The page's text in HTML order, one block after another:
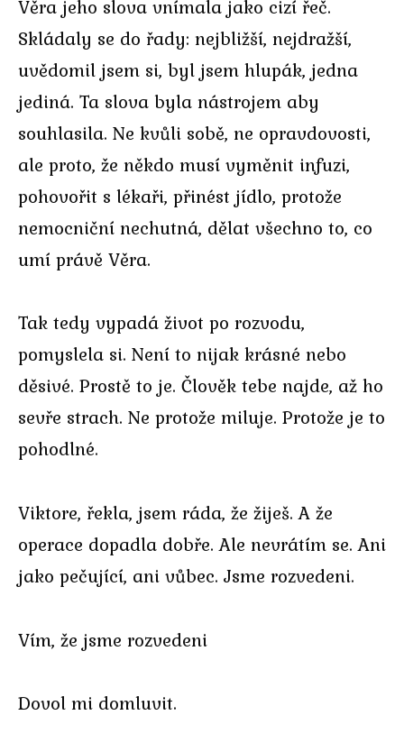
Věra jeho slova vnímala jako cizí řeč.
Skládaly se do řady: nejbližší, nejdražší,
uvědomil jsem si, byl jsem hlupák, jedna
jediná. Ta slova byla nástrojem aby
souhlasila. Ne kvůli sobě, ne opravdovosti,
ale proto, že někdo musí vyměnit infuzi,
pohovořit s lékaři, přinést jídlo, protože
nemocniční nechutná, dělat všechno to, co
umí právě Věra.
Tak tedy vypadá život po rozvodu,
pomyslela si. Není to nijak krásné nebo
děsivé. Prostě to je. Člověk tebe najde, až ho
sevře strach. Ne protože miluje. Protože je to
pohodlné.
Viktore, řekla, jsem ráda, že žiješ. A že
operace dopadla dobře. Ale nevrátím se. Ani
jako pečující, ani vůbec. Jsme rozvedeni.
Vím, že jsme rozvedeni
Dovol mi domluvit.